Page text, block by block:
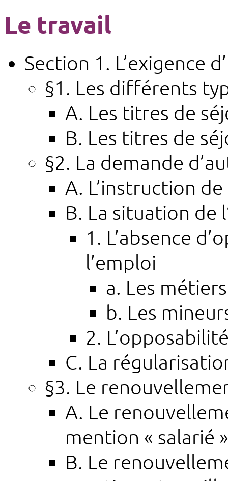
Le travail
Section 1. L’exigence
§1. Les différents
A. Les titres de
B. Les titres de
§2. La demande
A. L’instruction
B. La situation de
1. L’absence
l’emploi
a. Les
b. Les
2.
C. La
§3. Le
A. Le
mention « salarié »
B. Le